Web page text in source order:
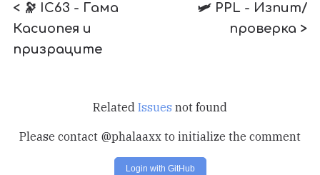
< 🔭 IC63 - Гама
Касиопея и
призраците
🛩️ PPL - Изпит/
проверка >
Related Issues not found
Please contact @phalaaxx to initialize the comment
Login with GitHub